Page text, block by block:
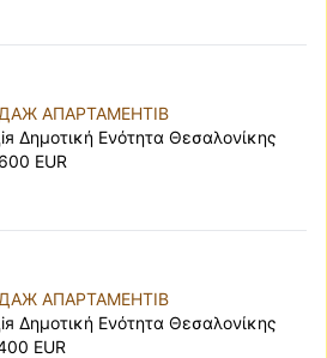
ресторанами та
користуються:
районів Балі з великою
та сучасних житлових
оточений рисовими
природою.
АПАРТАМЕНТІВ
Δημοτική Ενότητα Θεσαλονίκης
EUR
АПАРТАМЕНТІВ
Δημοτική Ενότητα Θεσαλονίκης
EUR